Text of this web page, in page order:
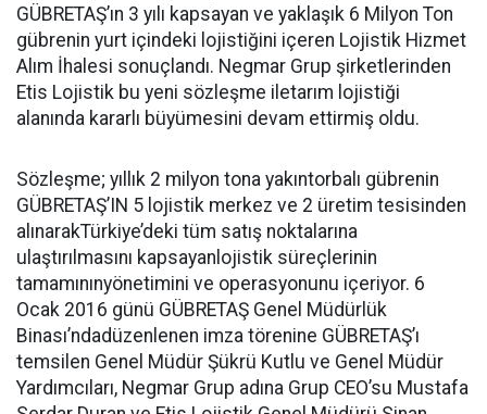
GÜBRETAŞ’ın 3 yılı kapsayan ve yaklaşık 6 Milyon Ton
gübrenin yurt içindeki lojistiğini içeren Lojistik Hizmet
Alım İhalesi sonuçlandı. Negmar Grup şirketlerinden
Etis Lojistik bu yeni sözleşme iletarım lojistiği
alanında kararlı büyümesini devam ettirmiş oldu.
Sözleşme; yıllık 2 milyon tona yakıntorbalı gübrenin
GÜBRETAŞ’IN 5 lojistik merkez ve 2 üretim tesisinden
alınarakTürkiye’deki tüm satış noktalarına
ulaştırılmasını kapsayanlojistik süreçlerinin
tamamınınyönetimini ve operasyonunu içeriyor. 6
Ocak 2016 günü GÜBRETAŞ Genel Müdürlük
Binası’ndadüzenlenen imza törenine GÜBRETAŞ’ı
temsilen Genel Müdür Şükrü Kutlu ve Genel Müdür
Yardımcıları, Negmar Grup adına Grup CEO’su Mustafa